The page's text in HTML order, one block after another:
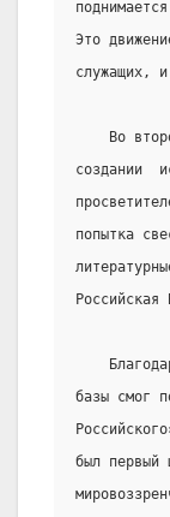
Это
служащих,
Во
создании
попытка
Российская
базы смог
был первый